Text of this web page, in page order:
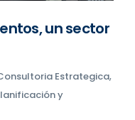
un sector
Estrategica,
y